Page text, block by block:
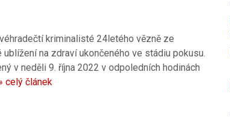
kriminalisté 24letého vězně ze
na zdraví ukončeného ve stádiu pokusu.
v neděli 9. října 2022 v odpoledních hodinách
celý článek